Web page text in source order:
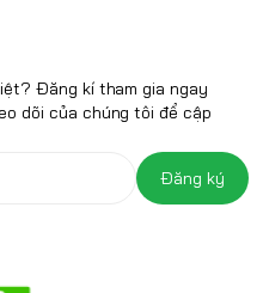
Đăng kí tham gia ngay
dõi của chúng tôi để cập
Đăng ký